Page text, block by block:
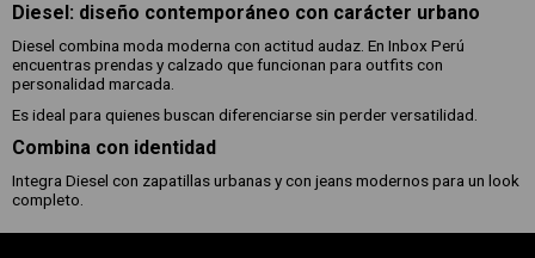
Diesel: diseño contemporáneo con carácter urbano
Diesel combina moda moderna con actitud audaz. En Inbox Perú
encuentras prendas y calzado que funcionan para outfits con
personalidad marcada.
Es ideal para quienes buscan diferenciarse sin perder versatilidad.
Combina con identidad
Integra Diesel con zapatillas urbanas y con jeans modernos para un look
completo.